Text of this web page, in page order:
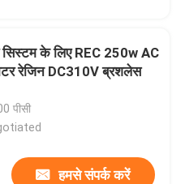
के लिए REC 250w AC
रेजिन DC310V ब्रशलेस
पीसी
हमसे संपर्क करें